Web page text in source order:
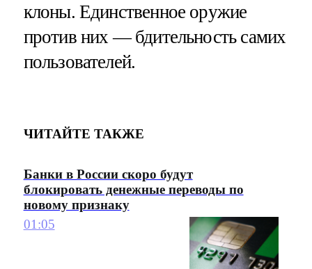
клоны. Единственное оружие
против них — бдительность самих
пользователей.
ЧИТАЙТЕ ТАКЖЕ
Банки в России скоро будут
блокировать денежные переводы по
новому признаку
01:05